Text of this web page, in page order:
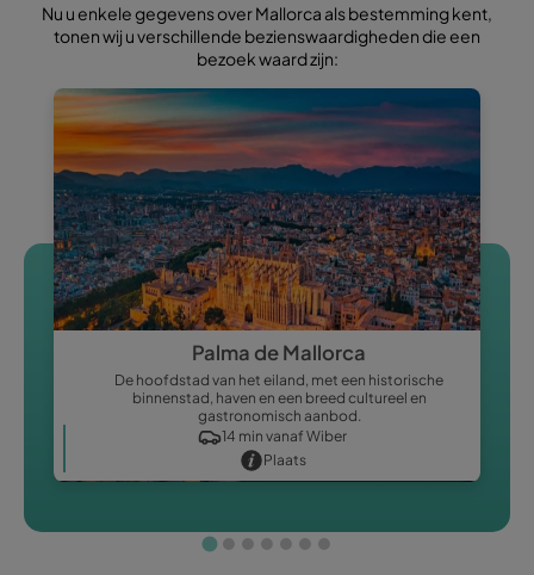
Nu u enkele gegevens over Mallorca als bestemming kent,
tonen wij u verschillende bezienswaardigheden die een
bezoek waard zijn:
Palma de Mallorca
De hoofdstad van het eiland, met een historische
binnenstad, haven en een breed cultureel en
gastronomisch aanbod.
14 min vanaf Wiber
Plaats